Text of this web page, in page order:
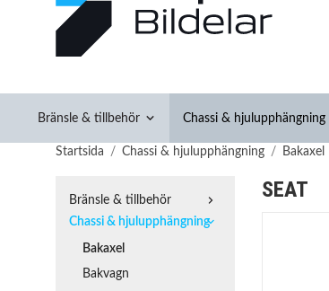
Bränsle & tillbehör Chassi & hjulupphängning
Startsida / Chassi & hjulupphängning / Bakaxel
Bränsle & tillbehör
Chassi & hjulupphängning
Bakaxel
Bakvagn
SEAT